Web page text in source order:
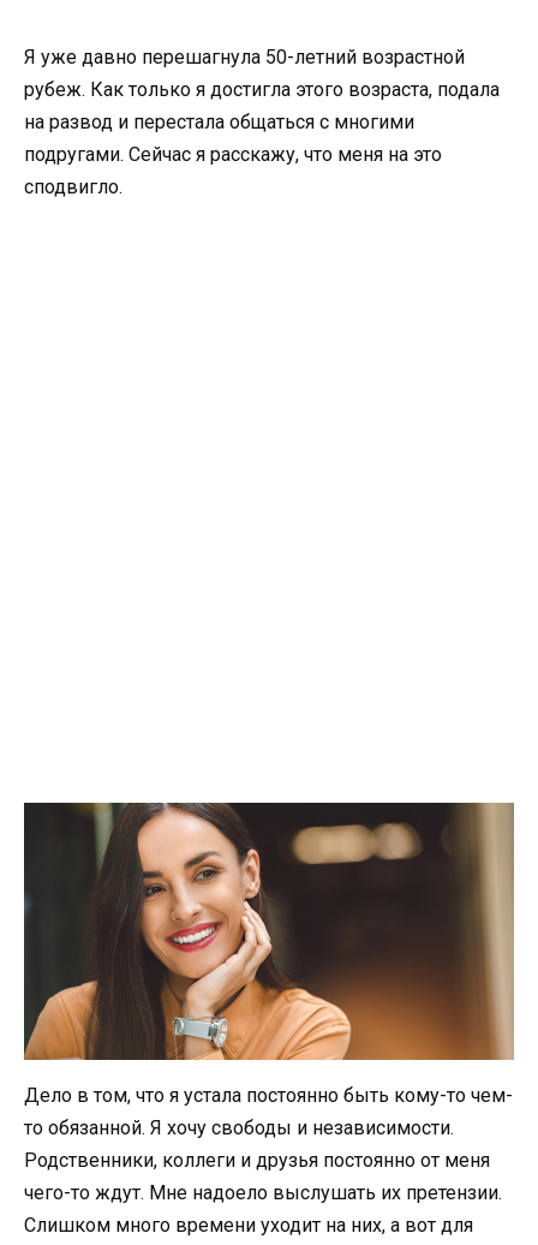
Я уже давно перешагнула 50-летний возрастной
рубеж. Как только я достигла этого возраста, подала
на развод и перестала общаться с многими
подругами. Сейчас я расскажу, что меня на это
сподвигло.
Дело в том, что я устала постоянно быть кому-то чем-
то обязанной. Я хочу свободы и независимости.
Родственники, коллеги и друзья постоянно от меня
чего-то ждут. Мне надоело выслушать их претензии.
Слишком много времени уходит на них, а вот для